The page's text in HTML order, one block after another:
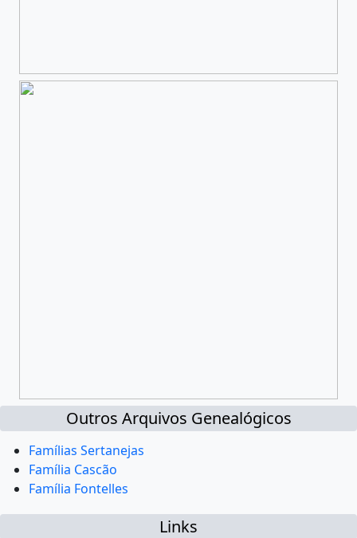
Outros Arquivos Genealógicos
Famílias Sertanejas
Família Cascão
Família Fontelles
Links